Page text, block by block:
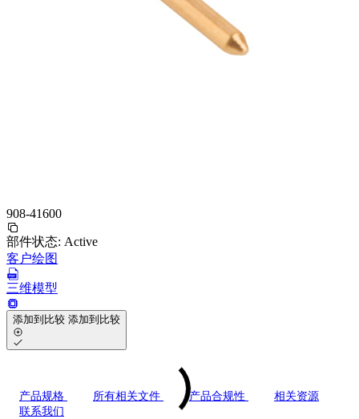
908-41600
部件状态: Active
客户绘图
三维模型
添加到比较 添加到比较
产品规格 所有相关文件 产品合规性
相关资源
联系我们